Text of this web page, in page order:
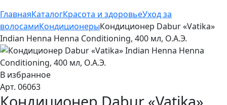
ГлавнаяКаталогКрасота и здоровьеУход за
волосамиКондиционерыКондиционер Dabur «Vatika»
Indian Henna Henna Conditioning, 400 мл, О.А.Э.
В избранное
Арт. 06063